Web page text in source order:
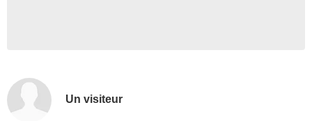
Un visiteur